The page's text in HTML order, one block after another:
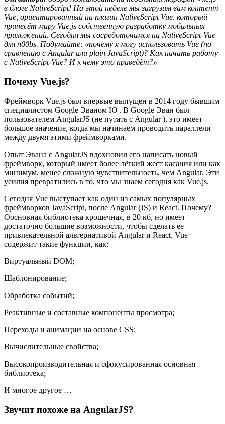
в блоге NativeScript! На этой неделе мы загрузим вам контент
Vue, ориентированный на плагин NativeScript Vue, который
принесёт миру Vue.js собственную разработку мобильных
приложений. Сегодня мы сосредоточимся на NativeScript-Vue
для n00bs. Подумайте: «почему я могу использовать Vue (по
сравнению с Angular или plain JavaScript)? Как начать работу
с NativeScript-Vue? И к чему это приведёт?»
Почему Vue.js?
Фреймворк Vue.js был впервые выпущен в 2014 году бывшим
специалистом Google Эваном Ю . В Google Эван был
пользователем AngularJS (не путать с Angular ), это имеет
большое значение, когда мы начинаем проводить параллели
между двумя этими фреймворками.
Опыт Эвана с AngularJS вдохновил его написать новый
фреймворк, который имеет более лёгкий жест касания или как
минимум, менее сложную чувствительность, чем Angular. Эти
усилия превратились в то, что мы знаем сегодня как Vue.js.
Сегодня Vue выступает как один из самых популярных
фреймворков JavaScript, после Angular (JS) и React. Почему?
Оосновная библиотека крошечная, в 20 кб, но имеет
достаточно большие возможности, чтобы сделать ее
привлекательной альтернативой Angular и React. Vue
содержит такие функции, как:
Виртуальный DOM;
Шаблонирование;
Обработка событий;
Реактивные и составные компоненты просмотра;
Переходы и анимации на основе CSS;
Вычислительные свойства;
Высокопроизводительная и сфокусированная основная
библиотека;
И многое другое …
Звучит похоже на AngularJS?